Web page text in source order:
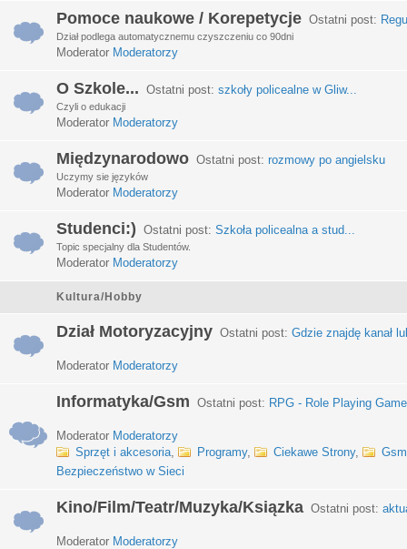
Pomoce naukowe / Korepetycje Ostatni post:
Dział podlega automatycznemu czyszczeniu co 90dni
Moderator Moderatorzy
O Szkole... Ostatni post: szkoły policealne w Gliw...
Czyli o edukacji
Moderator Moderatorzy
Międzynarodowo Ostatni post: rozmowy po angielsku
Uczymy sie języków
Moderator Moderatorzy
Studenci:) Ostatni post: Szkoła policealna a stud...
Topic specjalny dla Studentów.
Moderator Moderatorzy
Kultura/Hobby
Dział Motoryzacyjny Ostatni post: Gdzie znajdę kanał
Moderator Moderatorzy
Informatyka/Gsm Ostatni post: RPG - Role Playing
Moderator Moderatorzy
Sprzęt i akcesoria, Programy, Ciekawe Strony,
Gsm
Bezpieczeństwo w Sieci
Kino/Film/Teatr/Muzyka/Ksiązka Ostatni post:
Moderator Moderatorzy